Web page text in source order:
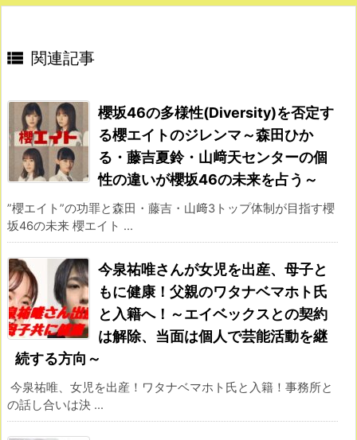
 関連記事
櫻坂46の多様性(Diversity)を否定す
る櫻エイトのジレンマ～森田ひか
る・藤吉夏鈴・山﨑天センターの個
性の違いが櫻坂46の未来を占う～
”櫻エイト”の功罪と森田・藤吉・山﨑3トップ体制が目指す櫻
坂46の未来 櫻エイト ...
今泉祐唯さんが女児を出産、母子と
もに健康！父親のワタナベマホト氏
と入籍へ！～エイベックスとの契約
は解除、当面は個人で芸能活動を継
続する方向～
今泉祐唯、女児を出産！ワタナベマホト氏と入籍！事務所と
の話し合いは決 ...